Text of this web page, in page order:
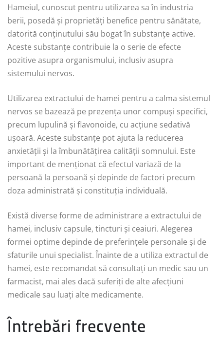
Hameiul, cunoscut pentru utilizarea sa în industria
berii, posedă și proprietăți benefice pentru sănătate,
datorită conținutului său bogat în substanțe active.
Aceste substanțe contribuie la o serie de efecte
pozitive asupra organismului, inclusiv asupra
sistemului nervos.
Utilizarea extractului de hamei pentru a calma sistemul
nervos se bazează pe prezența unor compuși specifici,
precum lupulină și flavonoide, cu acțiune sedativă
ușoară. Aceste substanțe pot ajuta la reducerea
anxietății și la îmbunătățirea calității somnului. Este
important de menționat că efectul variază de la
persoană la persoană și depinde de factori precum
doza administrată și constituția individuală.
Există diverse forme de administrare a extractului de
hamei, inclusiv capsule, tincturi și ceaiuri. Alegerea
formei optime depinde de preferințele personale și de
sfaturile unui specialist. Înainte de a utiliza extractul de
hamei, este recomandat să consultați un medic sau un
farmacist, mai ales dacă suferiți de alte afecțiuni
medicale sau luați alte medicamente.
Întrebări frecvente